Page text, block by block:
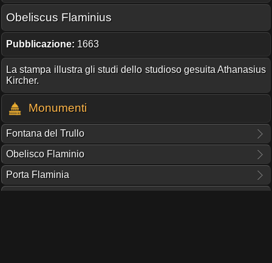
Obeliscus Flaminius
Pubblicazione: 1663
La stampa illustra gli studi dello studioso gesuita Athanasius
Kircher.
Monumenti
Fontana del Trullo
Obelisco Flaminio
Porta Flaminia